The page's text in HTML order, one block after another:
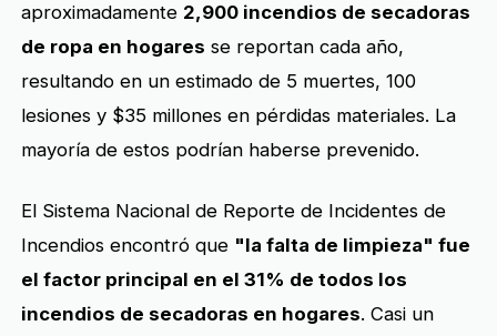
aproximadamente 2,900 incendios de secadoras
de ropa en hogares se reportan cada año,
resultando en un estimado de 5 muertes, 100
lesiones y $35 millones en pérdidas materiales. La
mayoría de estos podrían haberse prevenido.
El Sistema Nacional de Reporte de Incidentes de
Incendios encontró que "la falta de limpieza" fue
el factor principal en el 31% de todos los
incendios de secadoras en hogares. Casi un